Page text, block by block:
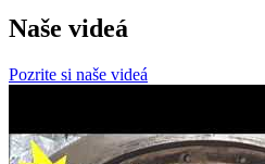
Naše videá
Pozrite si naše videá